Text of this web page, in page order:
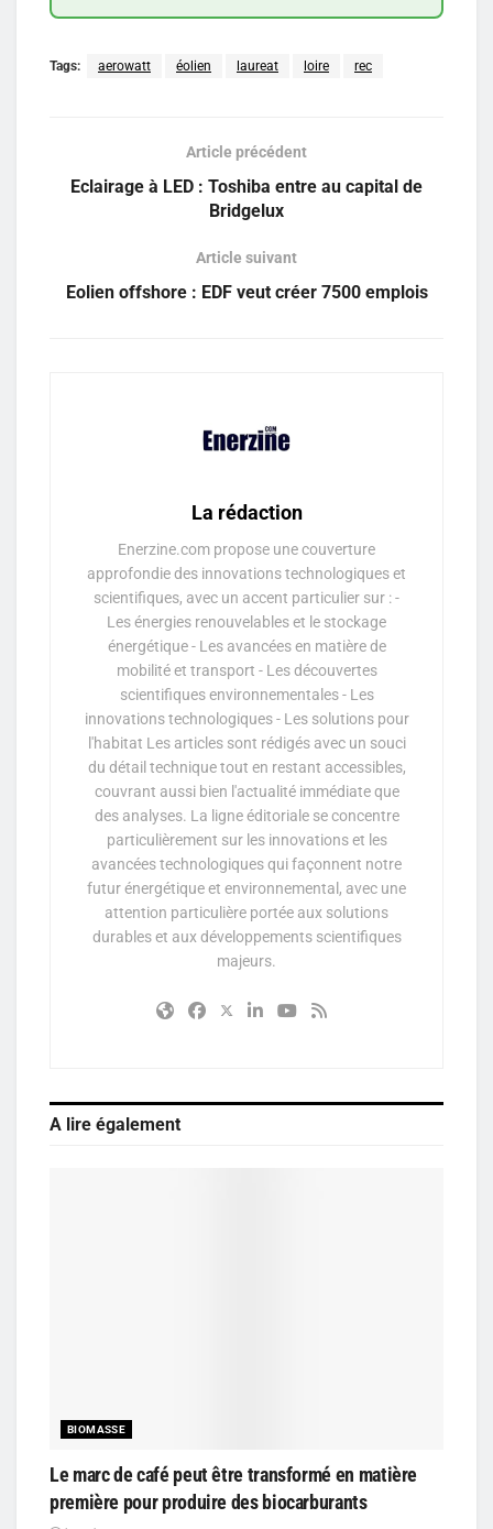
Tags: aerowatt éolien laureat loire rec
Article précédent
Eclairage à LED : Toshiba entre au capital de
Bridgelux
Article suivant
Eolien offshore : EDF veut créer 7500 emplois
La rédaction
Enerzine.com propose une couverture
approfondie des innovations technologiques et
scientifiques, avec un accent particulier sur : -
Les énergies renouvelables et le stockage
énergétique - Les avancées en matière de
mobilité et transport - Les découvertes
scientifiques environnementales - Les
innovations technologiques - Les solutions pour
l'habitat Les articles sont rédigés avec un souci
du détail technique tout en restant accessibles,
couvrant aussi bien l'actualité immédiate que
des analyses. La ligne éditoriale se concentre
particulièrement sur les innovations et les
avancées technologiques qui façonnent notre
futur énergétique et environnemental, avec une
attention particulière portée aux solutions
durables et aux développements scientifiques
majeurs.
A lire également
BIOMASSE
Le marc de café peut être transformé en matière
première pour produire des biocarburants